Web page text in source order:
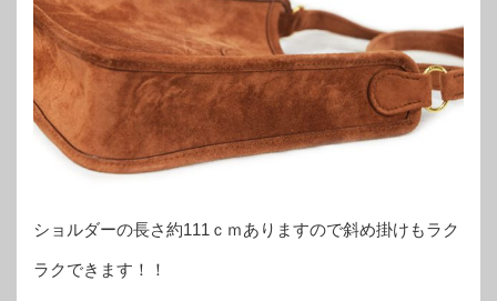
ショルダーの長さ約111ｃｍありますので斜め掛けもラク
ラクできます！！